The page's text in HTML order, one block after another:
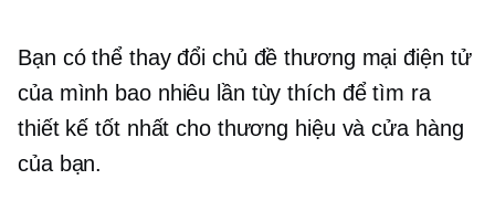
Bạn có thể thay đổi chủ đề thương mại điện tử
của mình bao nhiêu lần tùy thích để tìm ra
thiết kế tốt nhất cho thương hiệu và cửa hàng
của bạn.